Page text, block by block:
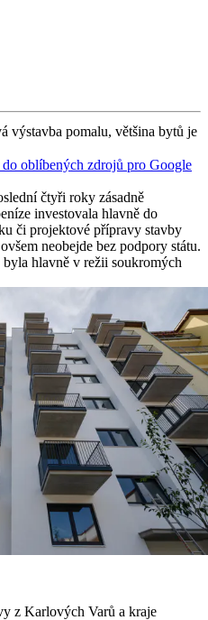
výstavba pomalu, většina bytů je
oblíbených zdrojů pro Google
čtyři roky zásadně
investovala hlavně do
či projektové přípravy stavby
neobejde bez podpory státu.
hlavně v režii soukromých
z Karlových Varů a kraje